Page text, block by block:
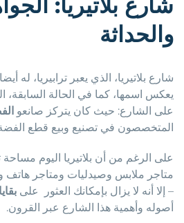
والحداثة
شارع بلاتيريا، الذي يعبر ترابيريا، له
يعكس اسمها، كما في الحالة السابقة،
على الشارع: حيث كان يتركز صانعو
المتخصصون في تصنيع وبيع قطع الفضة
على الرغم من أن بلاتيريا اليوم مساحة
متاجر ملابس وصيدليات ومتاجر هاتف
– إلا أنه لا يزال بإمكانك العثور على
أصوله وأهمية هذا الشارع عبر القرون.